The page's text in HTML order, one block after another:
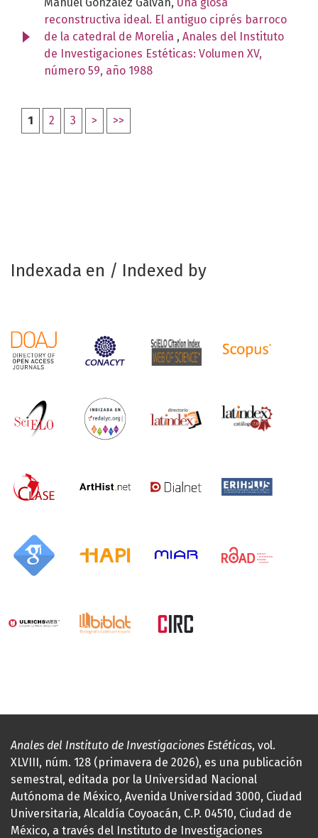
reconstructiva ideal. El antiguo ciprés barroco
de la catedral de Morelia , Anales del Instituto
de Investigaciones Estéticas: Volumen XV,
número 59, año 1988
1 2 3 > >>
Indexada en / Indexed by
Anales del Instituto de Investigaciones Estéticas, vol.
XLVIII, núm. 128 (primavera de 2026), es una publicación
semestral, editada por la Universidad Nacional
Autónoma de México, Avenida Universidad 3000, Ciudad
Universitaria, Alcaldía Coyoacán, C.P. 04510, Ciudad de
México, a través del Instituto de Investigaciones